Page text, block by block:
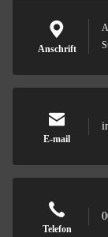
Anschrift
E-mail
Telefon